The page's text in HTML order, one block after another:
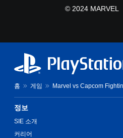
© 2024
홈 게임 Marvel vs Capcom
정보
SIE 소개
커리어